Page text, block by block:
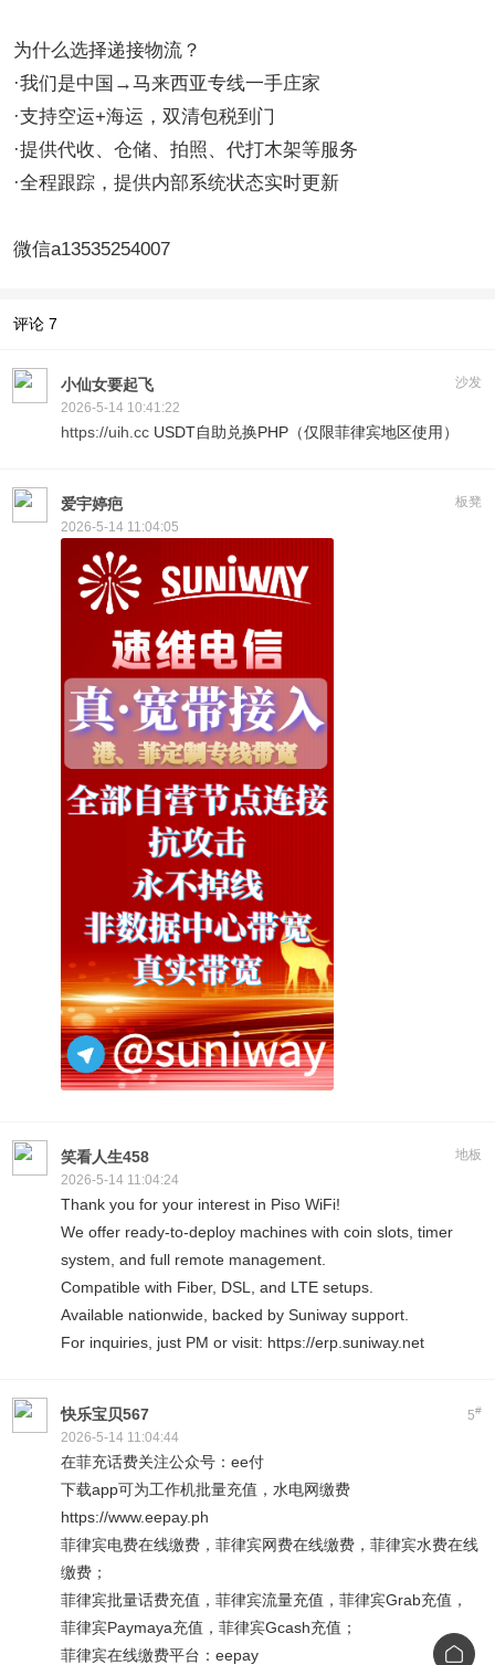
为什么选择递接物流？
·我们是中国→马来西亚专线一手庄家
·支持空运+海运，双清包税到门
·提供代收、仓储、拍照、代打木架等服务
·全程跟踪，提供内部系统状态实时更新
微信a13535254007
评论 7
沙发
小仙女要起飞
2026-5-14 10:41:22
https://uih.cc USDT自助兑换PHP（仅限菲律宾地区使用）
板凳
爱宇婷疤
2026-5-14 11:04:05
地板
笑看人生458
2026-5-14 11:04:24
Thank you for your interest in Piso WiFi!
We offer ready-to-deploy machines with coin slots, timer
system, and full remote management.
Compatible with Fiber, DSL, and LTE setups.
Available nationwide, backed by Suniway support.
For inquiries, just PM or visit: https://erp.suniway.net
5#
快乐宝贝567
2026-5-14 11:04:44
在菲充话费关注公众号：ee付
下载app可为工作机批量充值，水电网缴费
https://www.eepay.ph
菲律宾电费在线缴费，菲律宾网费在线缴费，菲律宾水费在线
缴费；
菲律宾批量话费充值，菲律宾流量充值，菲律宾Grab充值，
菲律宾Paymaya充值，菲律宾Gcash充值；
菲律宾在线缴费平台：eepay